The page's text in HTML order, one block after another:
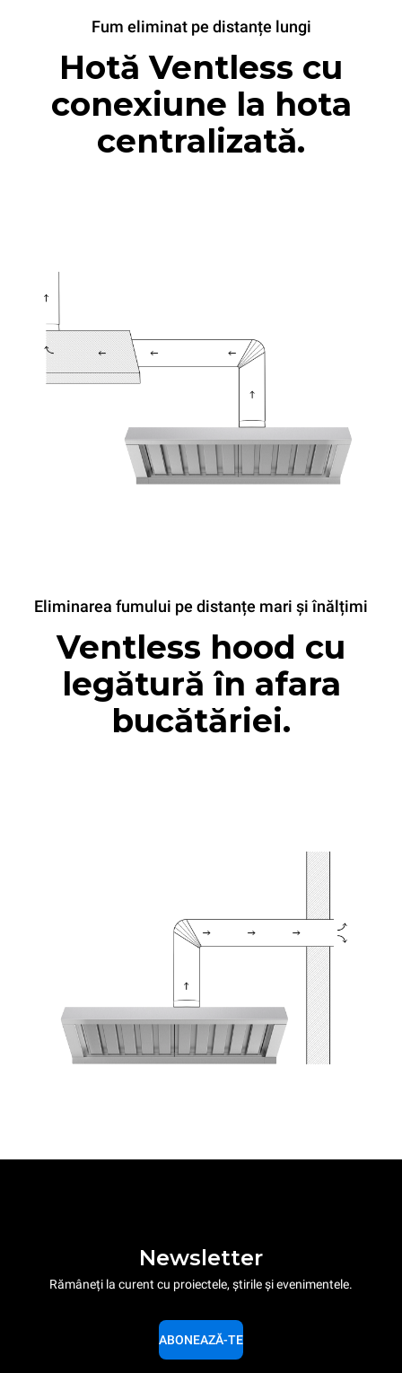
Fum eliminat pe distanțe lungi
Hotă Ventless cu
conexiune la hota
centralizată.
Eliminarea fumului pe distanțe mari și înălțimi
Ventless hood cu
legătură în afara
bucătăriei.
Newsletter
Rămâneți la curent cu proiectele, știrile și evenimentele.
ABONEAZĂ-TE